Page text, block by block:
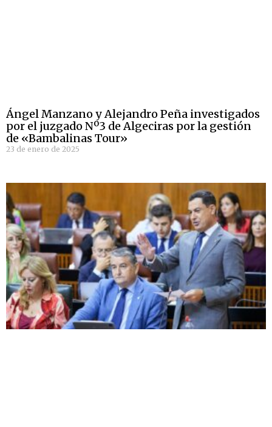
Ángel Manzano y Alejandro Peña investigados
por el juzgado Nº3 de Algeciras por la gestión
de «Bambalinas Tour»
23 de enero de 2025